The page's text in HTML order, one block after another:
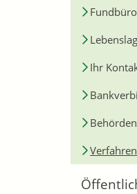
Fundbüro
Ihr